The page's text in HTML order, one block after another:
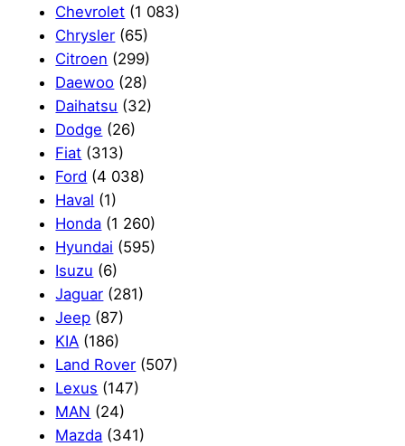
Chevrolet (1 083)
Chrysler (65)
Citroen (299)
Daewoo (28)
Daihatsu (32)
Dodge (26)
Fiat (313)
Ford (4 038)
Haval (1)
Honda (1 260)
Hyundai (595)
Isuzu (6)
Jaguar (281)
Jeep (87)
KIA (186)
Land Rover (507)
Lexus (147)
MAN (24)
Mazda (341)